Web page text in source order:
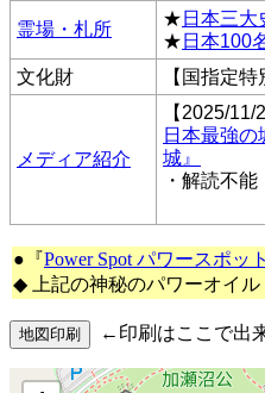
霊場・札所
★ 日本三大
★ 日本100
文化財
【国指定
メディア紹介
【2025/11/
日本最強
城』
・解読不
●『Power Spot パワースポット
◆ 上記の神秘のパワーオイル
←印刷はここで出